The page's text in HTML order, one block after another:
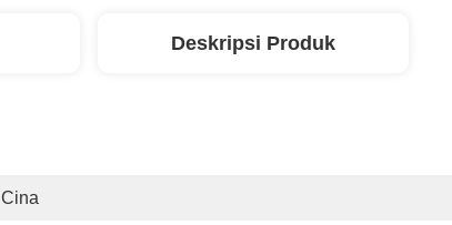
Deskripsi Produk
Cina